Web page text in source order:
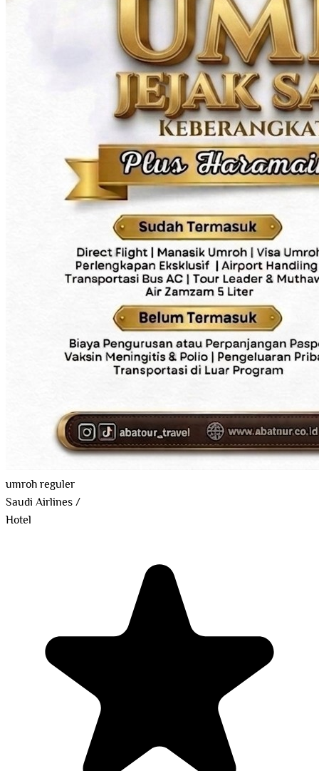
umroh reguler
Saudi Airlines/
Hotel